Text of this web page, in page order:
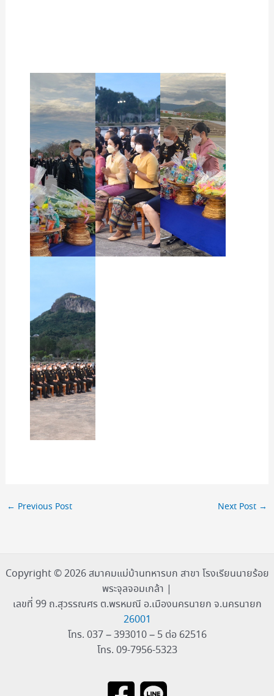
← Previous Post Next Post →
Copyright © 2026 สมาคมแม่บ้านทหารบก สาขา โรงเรียนนายร้อย
พระจุลจอมเกล้า |
เลขที่ 99 ถ.สุวรรณศร ต.พรหมณี อ.เมืองนครนายก จ.นครนายก
26001
โทร. 037 – 393010 – 5 ต่อ 62516
โทร. 09-7956-5323